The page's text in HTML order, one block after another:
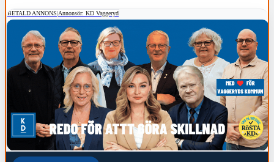
BETALD ANNONS|Annonsör: KD Vaggeryd